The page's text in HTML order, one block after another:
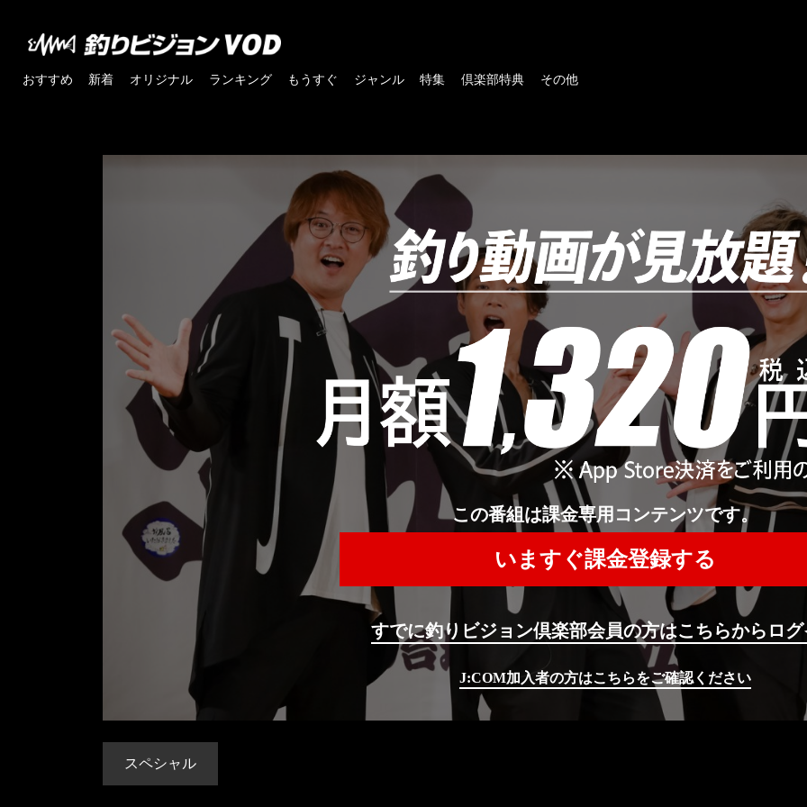
おすすめ 新着 オリジナル ランキング もうすぐ ジャンル 特集 倶楽部特典 その他
この番組は課金専用コンテンツです。
いますぐ課金登録する
すでに釣りビジョン倶楽部会員の方はこちらからロ
J:COM加入者の方はこちらをご確認ください
スペシャル